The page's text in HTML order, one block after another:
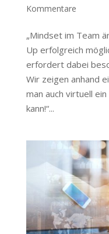
Kommentare
„Mindset im Team
Up erfolgreich
erfordert dabei
Wir zeigen anhand
man auch virtuell
kann!“...